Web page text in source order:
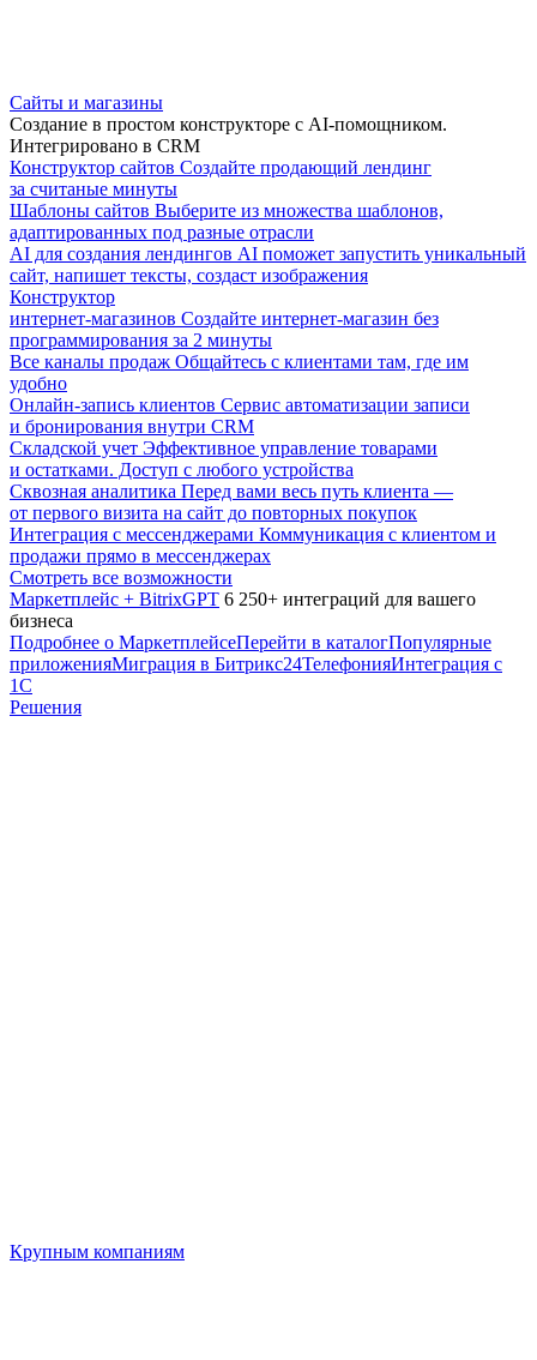
Сайты и магазины
Создание в простом конструкторе с AI-помощником.
Интегрировано в CRM
Конструктор сайтов Создайте продающий лендинг
за считаные минуты
Шаблоны сайтов Выберите из множества шаблонов,
адаптированных под разные отрасли
AI для создания лендингов AI поможет запустить уникальный
сайт, напишет тексты, создаст изображения
Конструктор
интернет-магазинов Создайте интернет-магазин без
программирования за 2 минуты
Все каналы продаж Общайтесь с клиентами там, где им
удобно
Онлайн-запись клиентов Сервис автоматизации записи
и бронирования внутри CRM
Складской учет Эффективное управление товарами
и остатками. Доступ с любого устройства
Сквозная аналитика Перед вами весь путь клиента —
от первого визита на сайт до повторных покупок
Интеграция с мессенджерами Коммуникация с клиентом и
продажи прямо в мессенджерах
Смотреть все возможности
Маркетплейс + BitrixGPT 6 250+ интеграций для вашего
бизнеса
Подробнее о МаркетплейсеПерейти в каталогПопулярные
приложенияМиграция в Битрикс24ТелефонияИнтеграция с
1С
Решения
Крупным компаниям